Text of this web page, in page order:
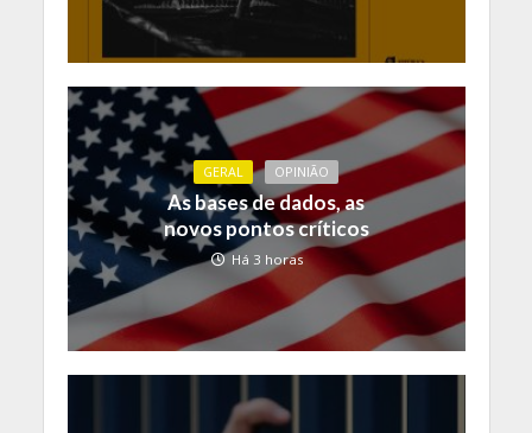
GERAL OPINIÃO
As bases de dados, as
novos pontos críticos
Há 3 horas